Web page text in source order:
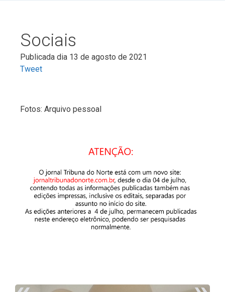
Sociais
Publicada dia 13 de agosto de 2021
Tweet
Fotos: Arquivo pessoal